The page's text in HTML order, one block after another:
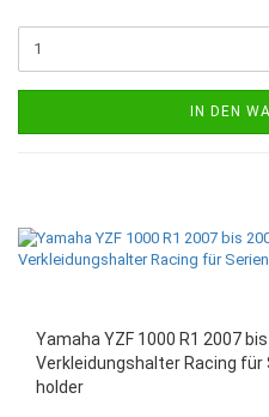
IN DEN
Yamaha YZF 1000 R1 2007
Verkleidungshalter Racing
holder